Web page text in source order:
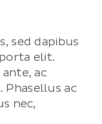
sed dapibus
elit.
ac
ac
nec,